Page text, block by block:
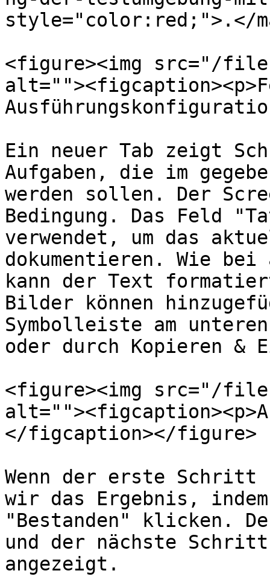
style="color:red;">.</
<figure><img src="/files/
Ein neuer Tab zeigt
Aufgaben, die im
werden sollen. Der
Bedingung. Das Feld
verwendet, um das
dokumentieren. Wie
kann der Text
Bilder können
Symbolleiste am
oder durch Kopieren &
<figure><img src="/files/
</figcaption></figure>
Wenn der erste
wir das Ergebnis,
"Bestanden" klicken.
und der nächste
angezeigt.